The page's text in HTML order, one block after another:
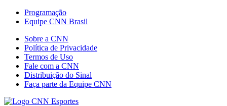
Programação
Equipe CNN Brasil
Sobre a CNN
Política de Privacidade
Termos de Uso
Fale com a CNN
Distribuição do Sinal
Faça parte da Equipe CNN